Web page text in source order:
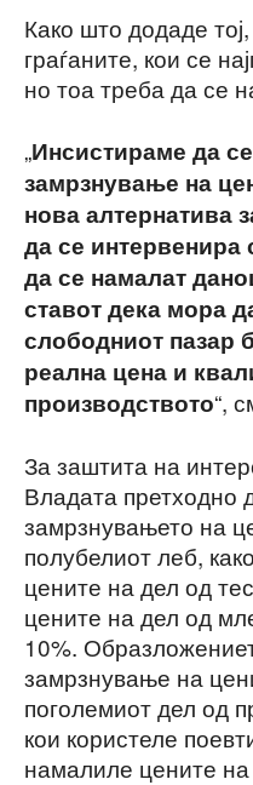
Како што додаде
граѓаните, кои се
но тоа треба да се
„Инсистираме да
замрзнување на
нова алтернатива
да се интервенира
да се намалат
ставот дека мора
слободниот пазар
реална цена и
производството“,
За заштита на
Владата претходно
замрзнувањето на
полубелиот леб,
цените на дел од
цените на дел од
10%.
замрзнување на
поголемиот дел од
кои користеле
намалиле цените